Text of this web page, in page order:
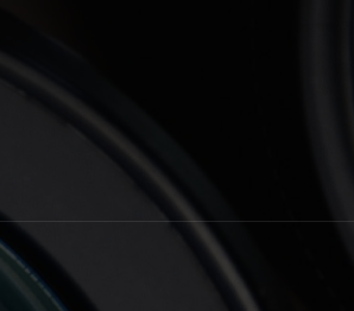
y recursos educativos de Grupo Esneca TV